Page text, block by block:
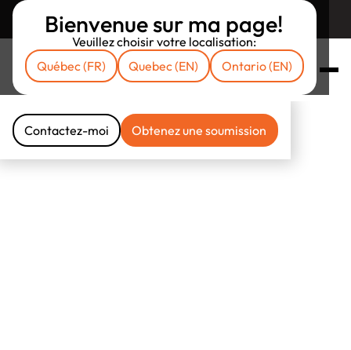
Bienvenue sur ma page!
Veuillez choisir votre localisation:
Québec (FR)
Quebec (EN) Ontario (EN)
Retourner sur assuruni.com
Contactez-moi
Contactez-moi
Obtenez une soumission
Obtenez une soumission